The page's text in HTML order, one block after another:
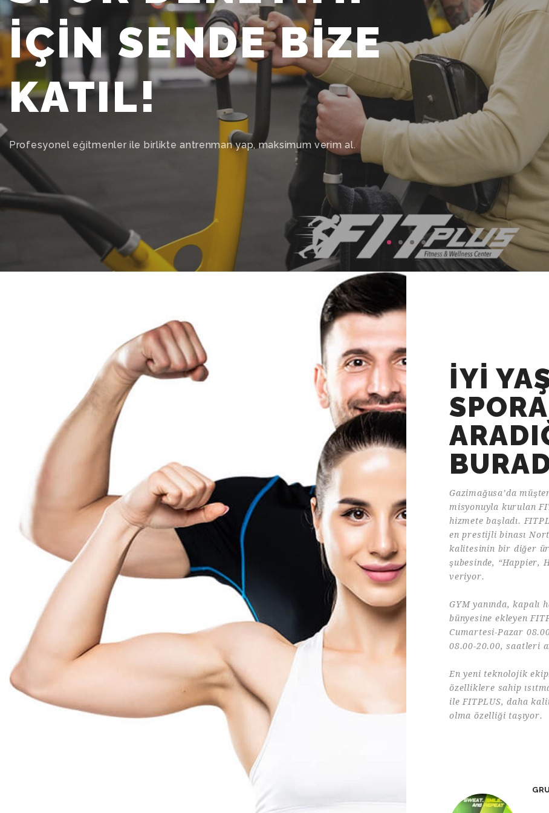
ADIMI.
Bahanelere yer yok, tek yapman gereken ilk adımı atmak.
İYİ
Gazimağusa’da
misyonuyla kurulan
hizmete başladı.
en prestijli binası
kalitesinin bir diğer
şubesinde, “Happier,
veriyor.
GYM yanında, kapalı
bünyesine ekleyen
Cumartesi-Pazar
08.00-20.00, saatleri
En yeni teknolojik
özelliklere sahip
ile FITPLUS, daha
olma özelliği taşıyor.